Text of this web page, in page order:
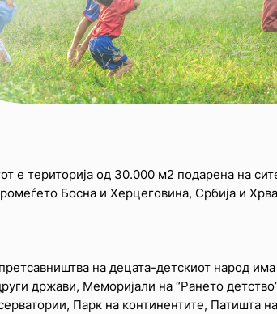
е територија од 30.000 м2 подарена на
Босна и Херцеговина, Србија и
на децата-детскиот народ има
држави, Меморијали на “Рането
Парк на континентите, Патишта на